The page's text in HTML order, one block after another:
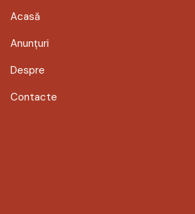
Acasă
Anunțuri
Despre
Contacte